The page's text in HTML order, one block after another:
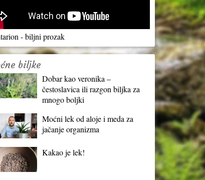
- biljni prozak
biljke
Dobar kao veronika –
čestoslavica ili razgon biljka za
mnogo boljki
Moćni lek od aloje i meda za
jačanje organizma
Kakao je lek!